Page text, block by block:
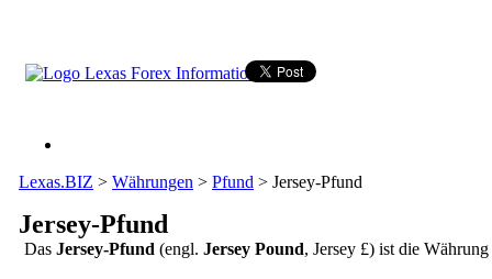
Lexas.BIZ > Währungen > Pfund > Jersey-Pfund
Jersey-Pfund
Das Jersey-Pfund (engl. Jersey Pound, Jersey £) ist die